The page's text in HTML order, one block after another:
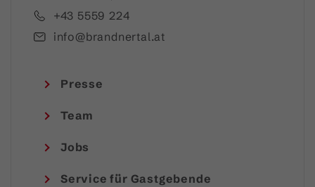
+43 5559 224
info@brandnertal.at
Presse
Team
Jobs
Service für Gastgebende